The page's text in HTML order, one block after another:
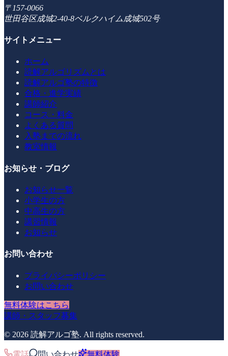
〒157-0066
世田谷区成城2-40-8ベルクハイム成城502号
サイトメニュー
ホーム
読解アルゴリズムとは
読解アルゴ塾の特徴
合格・進学実績
講師紹介
コース・料金
よくある質問
入塾までの流れ
教室情報
お知らせ・ブログ
お知らせ一覧
小学生の方
中高生の方
講習情報
お知らせ
お問い合わせ
プライバシーポリシー
お問い合わせ
無料体験はこちら
講師・スタッフ募集
© 2026 読解アルゴ塾. All rights reserved.
電話 問い合わせ 無料体験